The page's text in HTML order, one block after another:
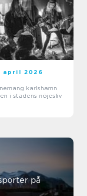
april 2026
karlshamn
i stadens nöjesliv